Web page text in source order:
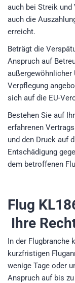
auch bei Streik
auch die
erreicht.
Beträgt die
Anspruch auf
außergewöhnlicher
Verpflegung
sich auf die EU-
Bestehen Sie auf
erfahrenen
und den Druck auf
Entschädigung
dem betroffenen
Flug
Ihre
In der
kurzfristigen
wenige Tage oder
Anspruch auf bis